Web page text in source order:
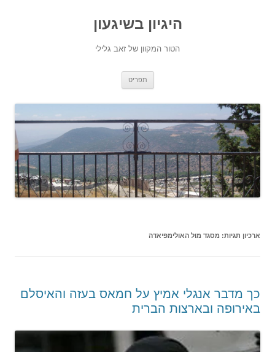
היגיון בשיגעון
הטור המקוון של זאב גלילי
תפריט
ארכיון תגיות: מסגד מול האולימפיאדה
כך מדבר אנגלי אמיץ על חמאס בעזה והאיסלם
באירופה ובארצות הברית